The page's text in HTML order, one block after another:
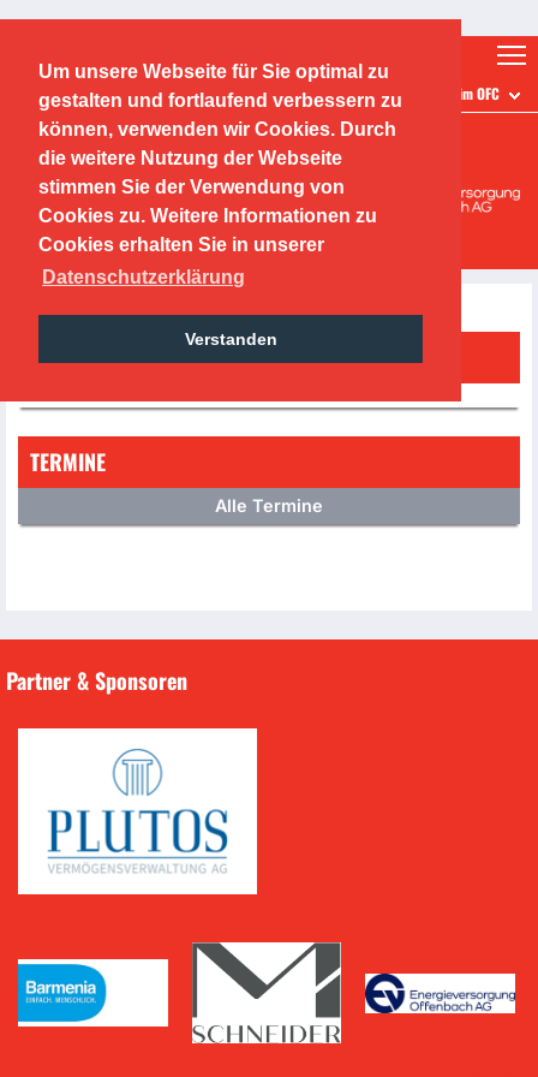
Um unsere Webseite für Sie optimal zu
gestalten und fortlaufend verbessern zu
können, verwenden wir Cookies. Durch
die weitere Nutzung der Webseite
stimmen Sie der Verwendung von
Cookies zu. Weitere Informationen zu
Cookies erhalten Sie in unserer
Datenschutzerklärung
Verstanden
GESCHICHTE Beiträge zur Geschichte des Frauenfußballs beim OFC
O.F.C. Kickers 1901 e.V.
Mädchen-/ und
FACEBOOK
TERMINE
Alle Termine
Partner & Sponsoren